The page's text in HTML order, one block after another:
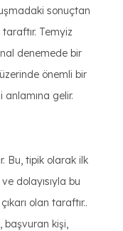
sonuçtan
Temyiz
denemede bir
önemli bir
gelir.
Bu, tipik olarak ilk
dolayısıyla bu
olan taraftır..
başvuran kişi,